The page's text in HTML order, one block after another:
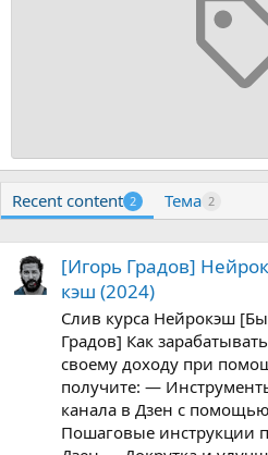
Recent content 2 Тема 2
[Игорь Градов]
кэш (2024)
Слив курса Нейрокэш
Градов] Как
своему доходу при
получите: —
канала в Дзен с
Пошаговые инструкции